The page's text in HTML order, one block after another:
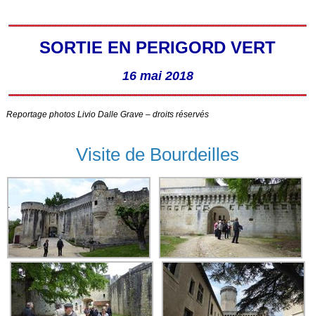
SORTIE EN PERIGORD VERT
16 mai 2018
Reportage photos Livio Dalle Grave – droits réservés
Visite de Bourdeilles